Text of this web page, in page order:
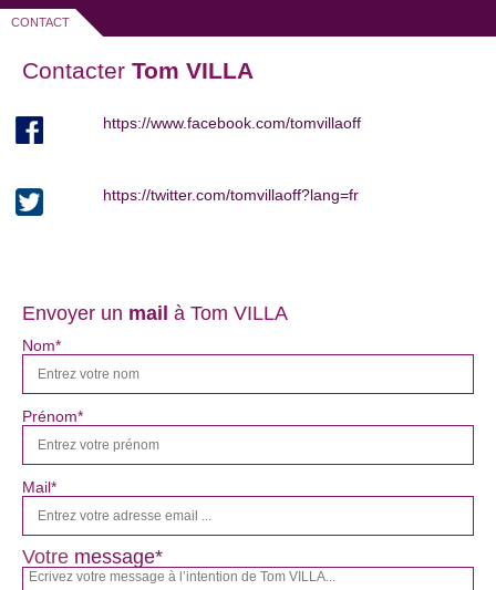
CONTACT
Contacter Tom VILLA
https://www.facebook.com/tomvillaoff
https://twitter.com/tomvillaoff?lang=fr
Envoyer un mail à Tom VILLA
Nom*
Prénom*
Mail*
Votre message*